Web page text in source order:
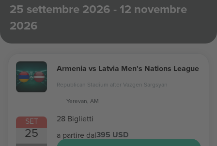
25 settembre 2026 - 12 novembre
2026
SET
25
Armenia vs Latvia Men's Nations League
Republican Stadium after Vazgen Sargsyan
Yerevan, AM
28 Biglietti
a partire dal395 USD